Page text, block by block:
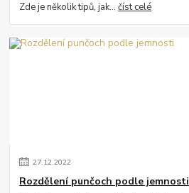
Zde je několik tipů, jak...číst celé
27.12.2022
Rozdělení punčoch podle jemnosti